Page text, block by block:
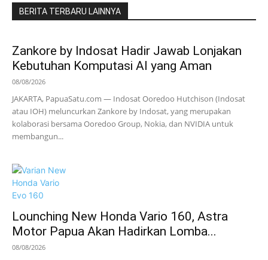
BERITA TERBARU LAINNYA
Zankore by Indosat Hadir Jawab Lonjakan
Kebutuhan Komputasi AI yang Aman
08/08/2026
JAKARTA, PapuaSatu.com — Indosat Ooredoo Hutchison (Indosat
atau IOH) meluncurkan Zankore by Indosat, yang merupakan
kolaborasi bersama Ooredoo Group, Nokia, dan NVIDIA untuk
membangun...
Lounching New Honda Vario 160, Astra
Motor Papua Akan Hadirkan Lomba...
08/08/2026